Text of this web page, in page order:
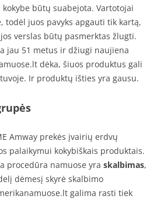
būtų suabejota. Vartotojai
todėl juos pavyks apgauti tik kartą,
verslas būtų pasmerktas žlugti.
jau 51 metus ir džiugi naujiena
dėka, šiuos produktus gali
Ir produktų išties yra gausu.
Amway prekės įvairių erdvų
palaikymui kokybiškais produktais.
procedūra namuose yra skalbimas,
dėmesį skyrė skalbimo
galima rasti tiek